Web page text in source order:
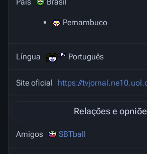
Pernambuco
Língua Português
Site oficial https://
Relações e
Amigos SBTball